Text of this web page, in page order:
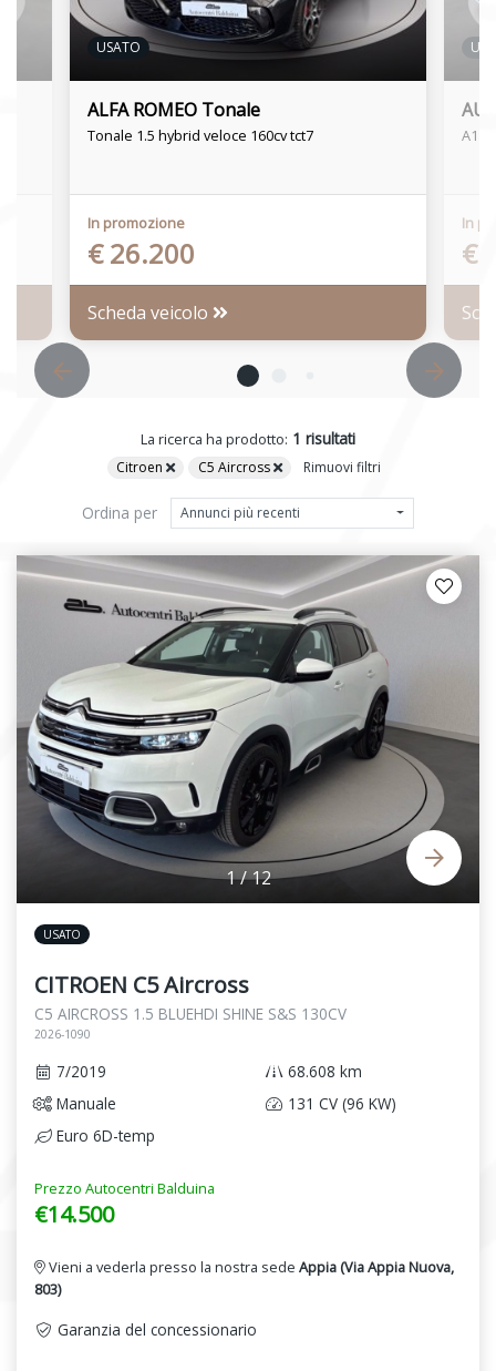
USATO
ALFA ROMEO Tonale
Tonale 1.5 hybrid veloce 160cv tct7
In promozione
€ 26.200
Scheda veicolo
A1
In
€
La ricerca ha prodotto: 1 risultati
Citroen C5 Aircross Rimuovi filtri
Ordina per Annunci più recenti
1/12
USATO
CITROEN C5 Aircross
C5 AIRCROSS 1.5 BLUEHDI SHINE S&S 130CV
2026-1090
7/2019
68.608 km
Manuale
131 CV (96 KW)
Euro 6D-temp
Prezzo Autocentri Balduina
€14.500
Vieni a vederla presso la nostra sede Appia (Via Appia Nuova,
803)
Garanzia del concessionario